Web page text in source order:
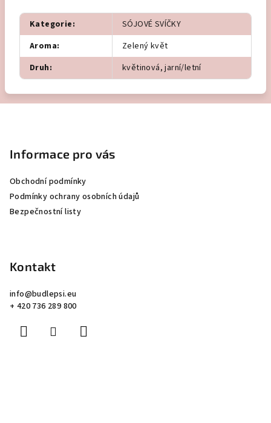
Kategorie:
SÓJOVÉ SVÍČKY
Aroma:
Zelený květ
Druh: květinová, jarní/letní
Informace pro vás
Obchodní podmínky
Podmínky ochrany osobních údajů
Bezpečnostní listy
Kontakt
info@budlepsi.eu
+ 420 736 289 800